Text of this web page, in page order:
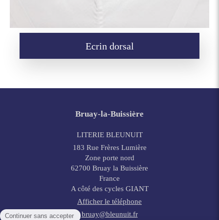
Ecrin dorsal
Bruay-la-Buissière
LITERIE BLEUNUIT
183 Rue Frères Lumière
Zone porte nord
62700 Bruay la Buissière
France
A côté des cycles GIANT
Afficher le téléphone
bruay@bleunuit.fr